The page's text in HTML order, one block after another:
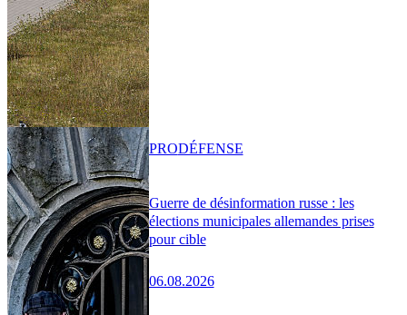
Guerre de désinformation russe : les
élections municipales allemandes prises
pour cible
06.08.2026
PRODÉFENSE